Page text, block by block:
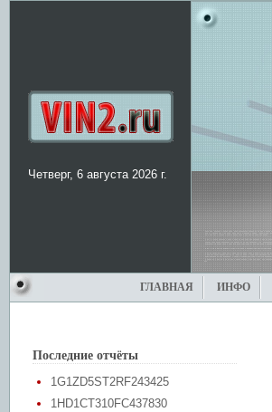
Четверг, 6 августа 2026 г.
ГЛАВНАЯ ИНФО
Последние отчёты
1G1ZD5ST2RF243425
1HD1CT310FC437830